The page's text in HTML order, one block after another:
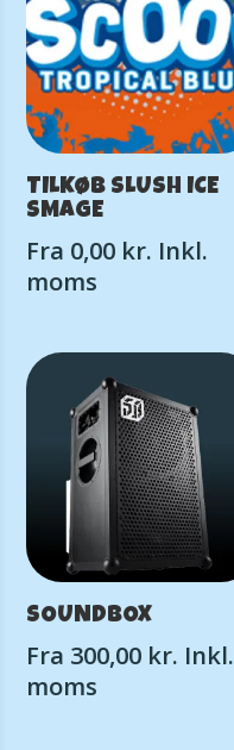
TILKØB SLUSH ICE
SMAGE
Fra 0,00 kr. Inkl.
moms
SOUNDBOX
Fra 300,00 kr. Inkl.
moms